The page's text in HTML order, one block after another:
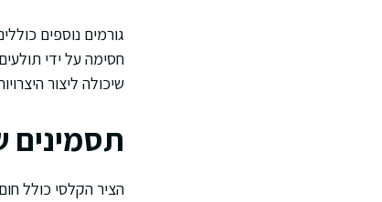
גורמים נוספים
שיכולה ליצור
הציר הקלסי כולל